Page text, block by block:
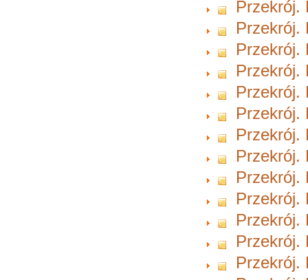
Przekrój.
Przekrój.
Przekrój.
Przekrój.
Przekrój.
Przekrój.
Przekrój.
Przekrój.
Przekrój.
Przekrój.
Przekrój.
Przekrój.
Przekrój.